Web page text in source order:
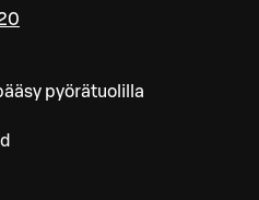
pyörätuolilla